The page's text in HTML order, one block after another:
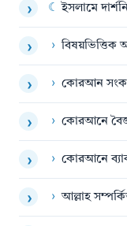
› ☾ ইসলামে
› › বিষয়ভিত্তিক
› › কোরআন
› › কোরআনে
› › কোরআনে
› › আল্লাহ